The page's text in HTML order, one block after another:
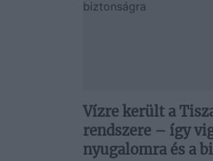
Vízre került a
rendszere – így
nyugalomra és a